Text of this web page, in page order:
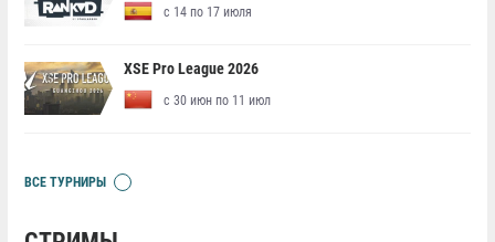
с 14 по 17 июля
XSE Pro League 2026
с 30 июн по 11 июл
ВСЕ ТУРНИРЫ